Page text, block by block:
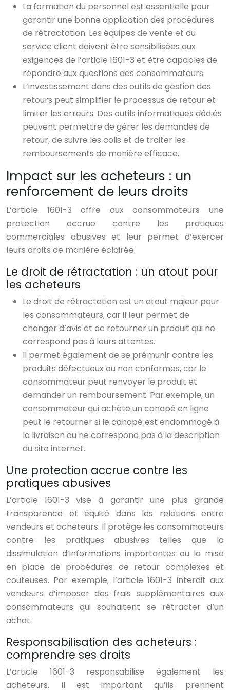
La formation du personnel est essentielle pour
garantir une bonne application des procédures
de rétractation. Les équipes de vente et du
service client doivent être sensibilisées aux
exigences de l’article 1601-3 et être capables de
répondre aux questions des consommateurs.
L’investissement dans des outils de gestion des
retours peut simplifier le processus de retour et
limiter les erreurs. Des outils informatiques dédiés
peuvent permettre de gérer les demandes de
retour, de suivre les colis et de traiter les
remboursements de manière efficace.
Impact sur les acheteurs : un
renforcement de leurs droits
L’article 1601-3 offre aux consommateurs une
protection accrue contre les pratiques
commerciales abusives et leur permet d’exercer
leurs droits de manière éclairée.
Le droit de rétractation : un atout pour
les acheteurs
Le droit de rétractation est un atout majeur pour
les consommateurs, car il leur permet de
changer d’avis et de retourner un produit qui ne
correspond pas à leurs attentes.
Il permet également de se prémunir contre les
produits défectueux ou non conformes, car le
consommateur peut renvoyer le produit et
demander un remboursement. Par exemple, un
consommateur qui achète un canapé en ligne
peut le retourner si le canapé est endommagé à
la livraison ou ne correspond pas à la description
du site internet.
Une protection accrue contre les
pratiques abusives
L’article 1601-3 vise à garantir une plus grande
transparence et équité dans les relations entre
vendeurs et acheteurs. Il protège les consommateurs
contre les pratiques abusives telles que la
dissimulation d’informations importantes ou la mise
en place de procédures de retour complexes et
coûteuses. Par exemple, l’article 1601-3 interdit aux
vendeurs d’imposer des frais supplémentaires aux
consommateurs qui souhaitent se rétracter d’un
achat.
Responsabilisation des acheteurs :
comprendre ses droits
L’article 1601-3 responsabilise également les
acheteurs. Il est important qu’ils prennent